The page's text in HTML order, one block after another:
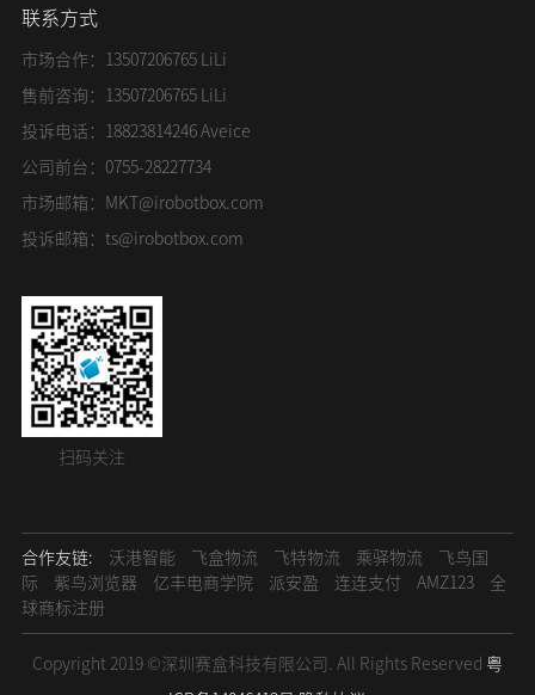
联系方式
市场合作：13507206765 LiLi
售前咨询：13507206765 LiLi
投诉电话：18823814246 Aveice
公司前台：0755-28227734
市场邮箱： MKT@irobotbox.com
投诉邮箱： ts@irobotbox.com
扫码关注
合作友链: 沃港智能 飞盒物流 飞特物流 乘驿物流
飞鸟国
际
紫鸟浏览器 亿丰电商学院 派安盈 连连支付 AMZ123
全
球商标注册
Copyright 2019 ©深圳赛盒科技有限公司. All Rights Reserved 粤